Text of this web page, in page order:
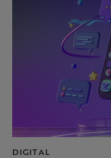
DIGITAL